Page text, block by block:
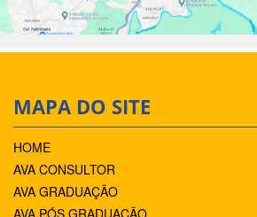
MAPA DO SITE
HOME
AVA CONSULTOR
AVA GRADUAÇÃO
AVA PÓS GRADUAÇÃO